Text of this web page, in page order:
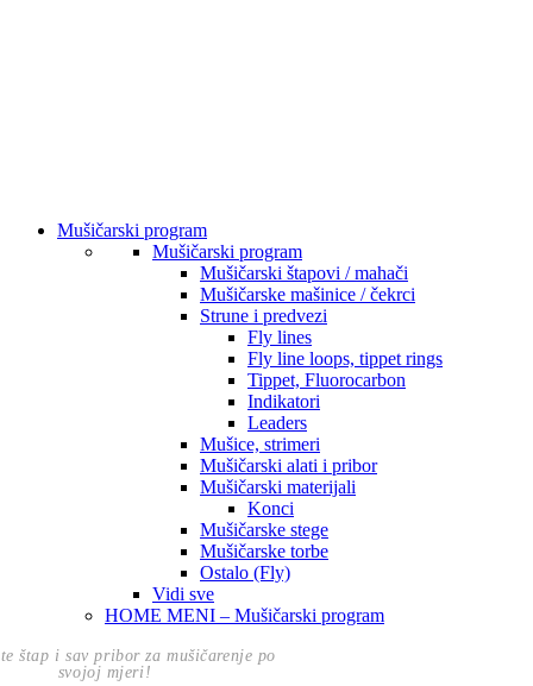
Mušičarski program
Mušičarski program
Mušičarski štapovi / mahači
Mušičarske mašinice / čekrci
Strune i predvezi
Fly lines
Fly line loops, tippet rings
Tippet, Fluorocarbon
Indikatori
Leaders
Mušice, strimeri
Mušičarski alati i pribor
Mušičarski materijali
Konci
Mušičarske stege
Mušičarske torbe
Ostalo (Fly)
Vidi sve
HOME MENI – Mušičarski program
štap i sav pribor za mušičarenje po
svojoj mjeri!